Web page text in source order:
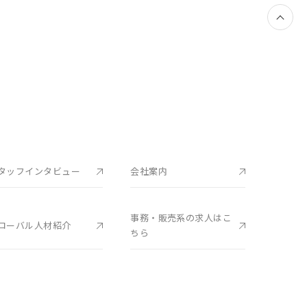
ッフインタビュー 会社案内
ーバル人材紹介
事務・販売系の求人はこ
ちら